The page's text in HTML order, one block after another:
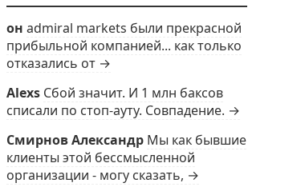
он admiral markets были прекрасной
прибыльной компанией... как только
отказались от →
Alexs Сбой значит. И 1 млн баксов
списали по стоп-ауту. Совпадение. →
Смирнов Александр Мы как бывшие
клиенты этой бессмысленной
организации - могу сказать, →